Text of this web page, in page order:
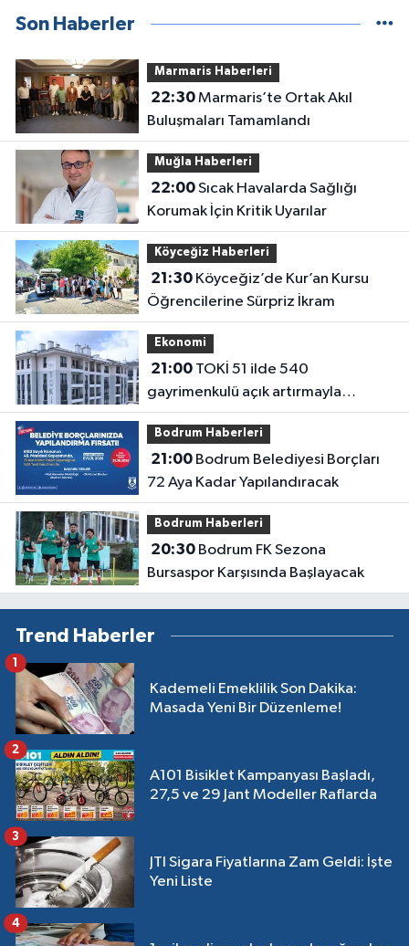
Son Haberler
Marmaris Haberleri
22:30Marmaris’te Ortak Akıl
Buluşmaları Tamamlandı
Muğla Haberleri
22:00Sıcak Havalarda Sağlığı
Korumak İçin Kritik Uyarılar
Köyceğiz Haberleri
21:30Köyceğiz’de Kur’an Kursu
Öğrencilerine Sürpriz İkram
Ekonomi
21:00TOKİ 51 ilde 540
gayrimenkulü açık artırmayla
satıyor: Fiyatlar 700 bin liradan
başlıyor
Bodrum Haberleri
21:00Bodrum Belediyesi Borçları
72 Aya Kadar Yapılandıracak
Bodrum Haberleri
20:30Bodrum FK Sezona
Bursaspor Karşısında Başlayacak
Trend Haberler
Kademeli Emeklilik Son Dakika:
Masada Yeni Bir Düzenleme!
1
A101 Bisiklet Kampanyası Başladı,
27,5 ve 29 Jant Modeller Raflarda
2
JTI Sigara Fiyatlarına Zam Geldi: İşte
Yeni Liste
3
4